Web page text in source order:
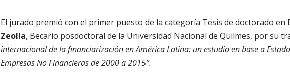
El jurado premió con el primer puesto de la categoría Tesis de doctorado en
Zeolla, Becario posdoctoral de la Universidad Nacional de Quilmes, por su
internacional de la financiarización en América Latina: un estudio en base a
Empresas No Financieras de 2000 a 2015”.